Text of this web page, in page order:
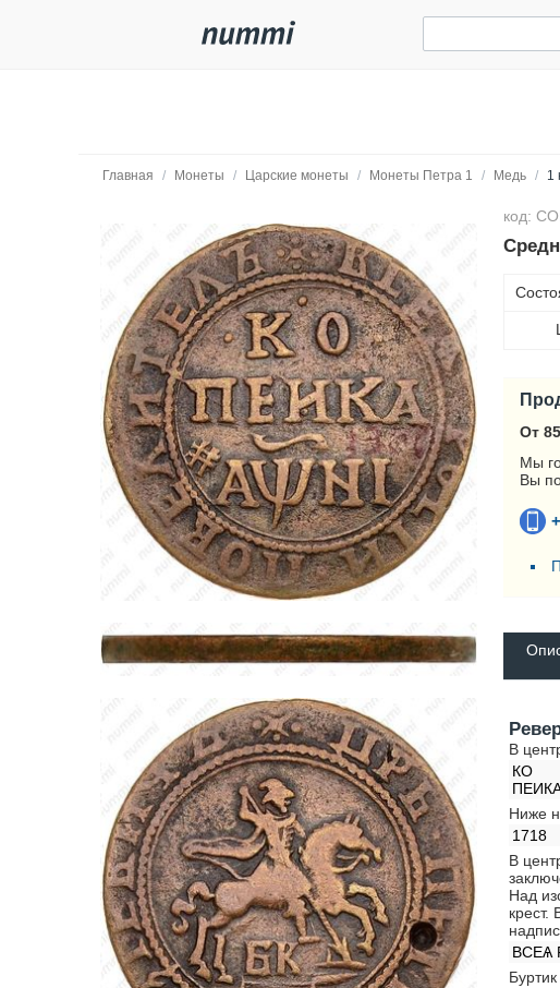
Главная / Монеты / Царские монеты / Монеты Петра 1 / Медь / 1
код:
От
Мы
Вы
В
КО
Ниже
1718
В
Над
крест.
ВСЕѦ